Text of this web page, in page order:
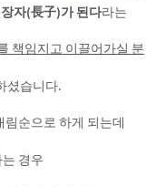
자(長子)가 된다라는
책임지고 이끌어가실 분
셨습니다.
순으로 하게 되는데
경우